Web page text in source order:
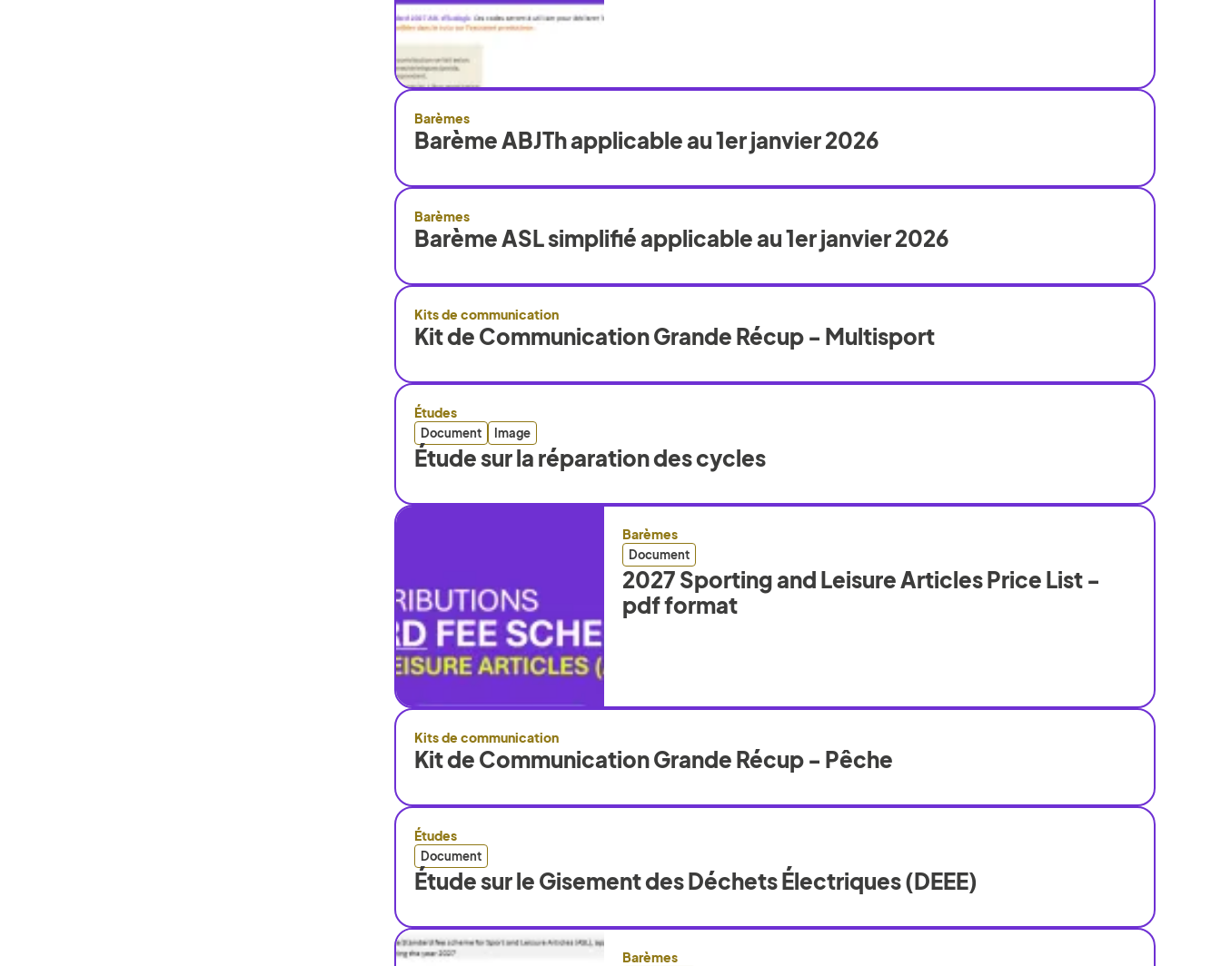
Barèmes
Barème ABJTh applicable au 1er janvier 2026
Barèmes
Barème ASL simplifié applicable au 1er janvier 2026
Kits de communication
Kit de Communication Grande Récup - Multisport
Études
Document Image
Étude sur la réparation des cycles
Barèmes
Document
2027 Sporting and Leisure Articles Price List -
pdf format
Kits de communication
Kit de Communication Grande Récup - Pêche
Études
Document
Étude sur le Gisement des Déchets Électriques (DEEE)
Barèmes